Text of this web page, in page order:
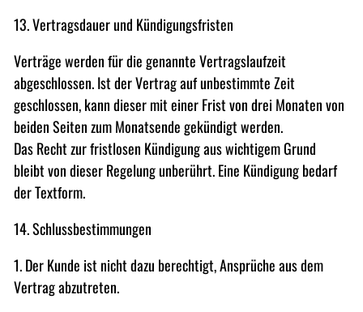
13. Vertragsdauer und Kündigungsfristen
Verträge werden für die genannte Vertragslaufzeit
abgeschlossen. Ist der Vertrag auf unbestimmte Zeit
geschlossen, kann dieser mit einer Frist von drei Monaten von
beiden Seiten zum Monatsende gekündigt werden.
Das Recht zur fristlosen Kündigung aus wichtigem Grund
bleibt von dieser Regelung unberührt. Eine Kündigung bedarf
der Textform.
14. Schlussbestimmungen
1. Der Kunde ist nicht dazu berechtigt, Ansprüche aus dem
Vertrag abzutreten.